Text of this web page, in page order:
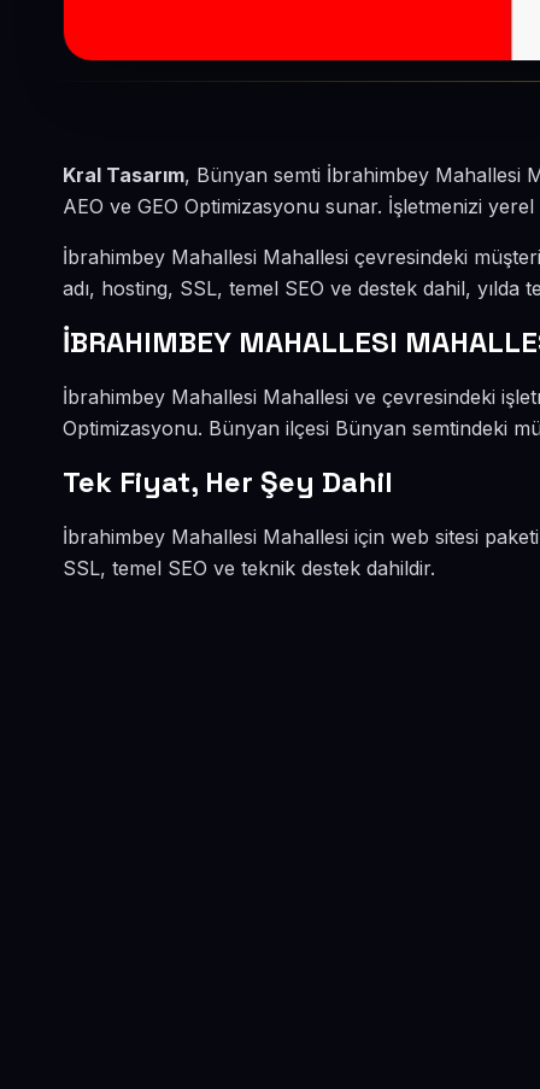
Kral Tasarım, Bünyan semti İbrahimbey Mahallesi
AEO ve GEO Optimizasyonu sunar. İşletmenizi
İbrahimbey Mahallesi Mahallesi çevresindeki
adı, hosting, SSL, temel SEO ve destek dahil, yılda
İBRAHIMBEY MAHALLESI
İbrahimbey Mahallesi Mahallesi ve çevresindeki
Optimizasyonu. Bünyan ilçesi Bünyan semtindeki
Tek Fiyat, Her Şey Dahil
İbrahimbey Mahallesi Mahallesi için web sitesi
SSL, temel SEO ve teknik destek dahildir.